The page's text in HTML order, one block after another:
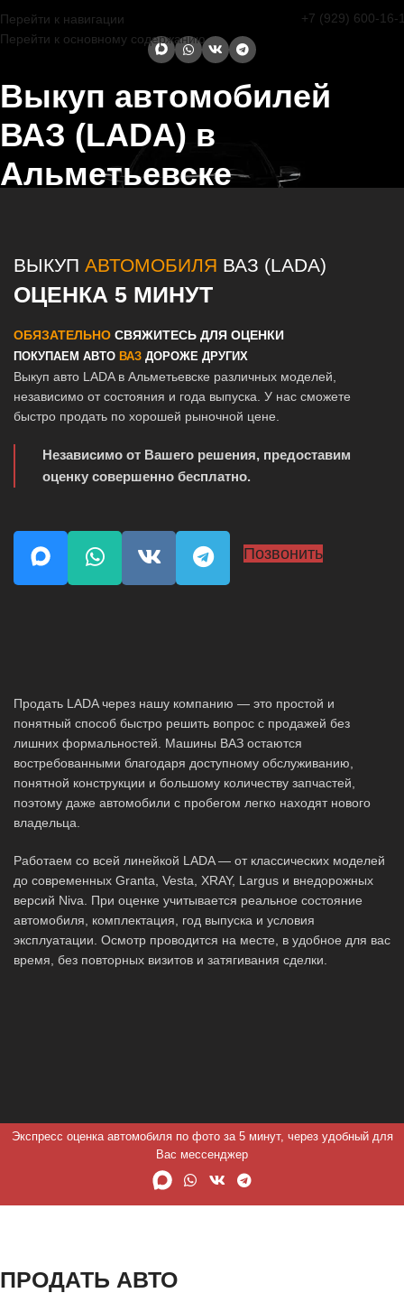
Перейти к навигации
Перейти к основному содержанию
+7 (929) 600-16-
Выкуп автомобилей
ВАЗ (LADA) в
Альметьевске
ВЫКУП АВТОМОБИЛЯ ВАЗ (LADA)
ОЦЕНКА 5 МИНУТ
ОБЯЗАТЕЛЬНО СВЯЖИТЕСЬ ДЛЯ ОЦЕНКИ
ПОКУПАЕМ АВТО ВАЗ ДОРОЖЕ ДРУГИХ
Выкуп авто LADA в Альметьевске различных моделей,
независимо от состояния и года выпуска. У нас сможете
быстро продать по хорошей рыночной цене.
Независимо от Вашего решения, предоставим
оценку совершенно бесплатно.
Позвонить
Продать LADA через нашу компанию — это простой и
понятный способ быстро решить вопрос с продажей без
лишних формальностей. Машины ВАЗ остаются
востребованными благодаря доступному обслуживанию,
понятной конструкции и большому количеству запчастей,
поэтому даже автомобили с пробегом легко находят нового
владельца.
Работаем со всей линейкой LADA — от классических моделей
до современных Granta, Vesta, XRAY, Largus и внедорожных
версий Niva. При оценке учитывается реальное состояние
автомобиля, комплектация, год выпуска и условия
эксплуатации. Осмотр проводится на месте, в удобное для вас
время, без повторных визитов и затягивания сделки.
Экспресс оценка автомобиля по фото за 5 минут, через удобный для
Вас мессенджер
ПРОДАТЬ АВТО